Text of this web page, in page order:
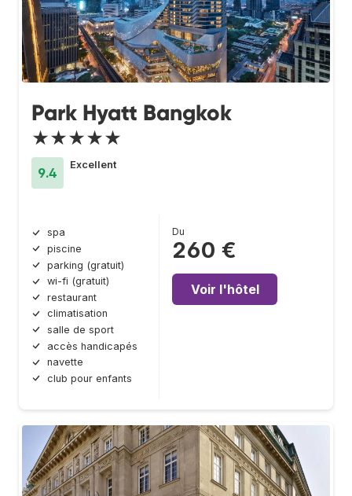
Park Hyatt Bangkok
★★★★★
9.4
Excellent
spa
piscine
parking (gratuit)
wi-fi (gratuit)
restaurant
climatisation
salle de sport
accès handicapés
navette
club pour enfants
Du
260 €
Voir l'hôtel